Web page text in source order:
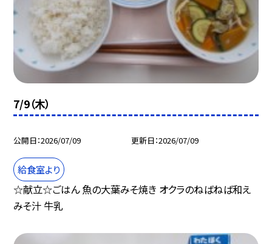
7/9（木）
公開日 2026/07/09 更新日 2026/07/09
給食室より
☆献立☆ごはん 魚の大葉みそ焼き オクラのねばねば和え
みそ汁 牛乳